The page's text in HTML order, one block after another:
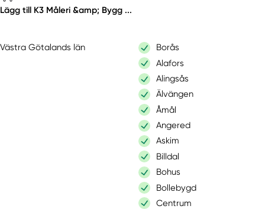
Lägg till K3 Måleri &amp; Bygg ...
Västra Götalands län
Borås
Alafors
Alingsås
Älvängen
Åmål
Angered
Askim
Billdal
Bohus
Bollebygd
Centrum